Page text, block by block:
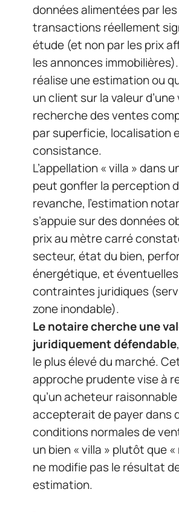
données alimentées par les
transactions réellement
étude (et non par les prix
les annonces immobilières).
réalise une estimation ou
un client sur la valeur d’une
recherche des ventes
par superficie, localisation
consistance.
L’appellation « villa » dans
peut gonfler la perception
revanche, l’estimation
s’appuie sur des données
prix au mètre carré
secteur, état du bien,
énergétique, et éventuelles
contraintes juridiques
zone inondable).
Le notaire cherche une
juridiquement défendable
le plus élevé du marché.
approche prudente vise à
qu’un acheteur raisonnable
accepterait de payer dans
conditions normales de
un bien « villa » plutôt que «
ne modifie pas le résultat
estimation.